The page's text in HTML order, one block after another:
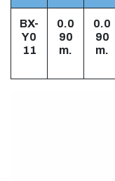
BX-
Y0
11
0.0
90
m.
0.0
90
m.